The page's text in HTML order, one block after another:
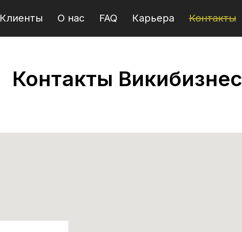
Клиенты О нас FAQ Карьера Контакты
Контакты Викибизнес